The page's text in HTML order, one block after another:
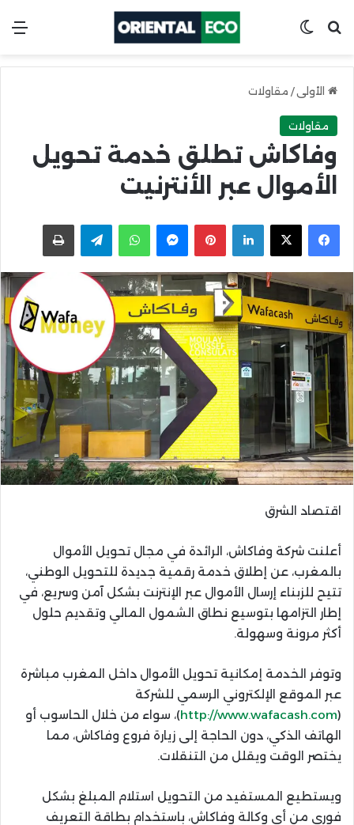
ابحث عنSwitch skin
الأولى / مقاولات
مقاولات
وفاكاش تطلق خدمة تحويل
الأموال عبر الأنترنيت
Facebook
X
LinkedIn
Pinterest
Messenger
WhatsApp
Telegramاطبعها
اقتصاد الشرق
أعلنت شركة وفاكاش، الرائدة في مجال تحويل الأموال
بالمغرب، عن إطلاق خدمة رقمية جديدة للتحويل الوطني،
تتيح للزبناء إرسال الأموال عبر الإنترنت بشكل آمن وسريع، في
إطار التزامها بتوسيع نطاق الشمول المالي وتقديم حلول
أكثر مرونة وسهولة.
وتوفر الخدمة إمكانية تحويل الأموال داخل المغرب مباشرة
عبر الموقع الإلكتروني الرسمي للشركة
(
http://www.wafacash.com)، سواء من خلال الحاسوب أو
الهاتف الذكي، دون الحاجة إلى زيارة فروع وفاكاش، مما
يختصر الوقت ويقلل من التنقلات.
ويستطيع المستفيد من التحويل استلام المبلغ بشكل
فوري من أي وكالة وفاكاش، باستخدام بطاقة التعريف